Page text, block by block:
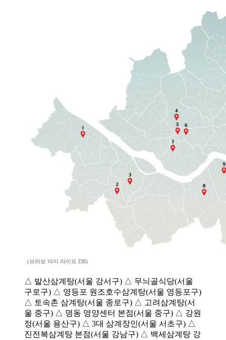
(브라보 마이 라이프 DB)
△ 발산삼계탕(서울 강서구) △ 무늬골식당(서울
구로구) △ 영등포 원조호수삼계탕(서울 영등포구)
△ 토속촌 삼계탕(서울 종로구) △ 고려삼계탕(서
울 중구) △ 명동 영양센터 본점(서울 중구) △ 강원
정(서울 용산구) △ 3대 삼계장인(서울 서초구) △
진전복삼계탕 본점(서울 강남구) △ 백세삼계탕 강